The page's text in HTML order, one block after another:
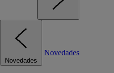
Novedades
Novedades